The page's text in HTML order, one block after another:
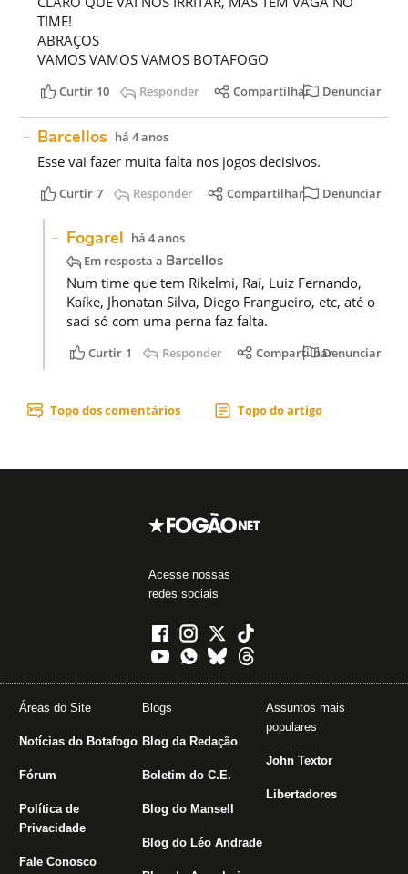
Acesse nossas
redes sociais
Áreas do Site
Notícias do Botafogo
Fórum
Política de
Privacidade
Fale Conosco
Blogs
Blog da Redação
Boletim do C.E.
Blog do Mansell
Blog do Léo Andrade
Assuntos mais
populares
John Textor
Libertadores